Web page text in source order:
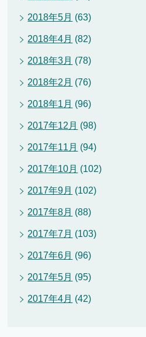
2018年5月 (63)
2018年4月 (82)
2018年3月 (78)
2018年2月 (76)
2018年1月 (96)
2017年12月 (98)
2017年11月 (94)
2017年10月 (102)
2017年9月 (102)
2017年8月 (88)
2017年7月 (103)
2017年6月 (96)
2017年5月 (95)
2017年4月 (42)